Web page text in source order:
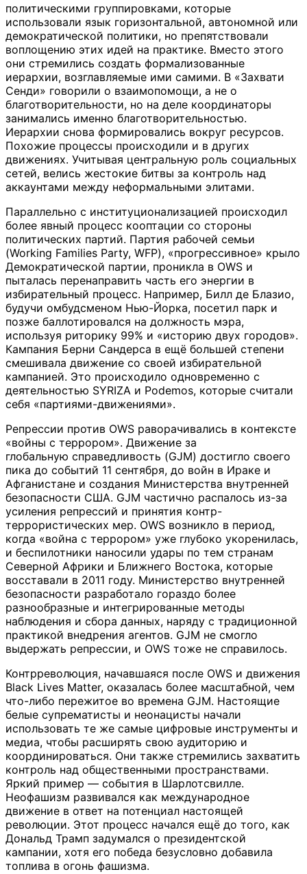
политическими группировками, которые
использовали язык горизонтальной, автономной или
демократической политики, но препятствовали
воплощению этих идей на практике. Вместо этого
они стремились создать формализованные
иерархии, возглавляемые ими самими. В «Захвати
Сенди» говорили о взаимопомощи, а не о
благотворительности, но на деле координаторы
занимались именно благотворительностью.
Иерархии снова формировались вокруг ресурсов.
Похожие процессы происходили и в других
движениях. Учитывая центральную роль социальных
сетей, велись жестокие битвы за контроль над
аккаунтами между неформальными элитами.
Параллельно с институционализацией происходил
более явный процесс кооптации со стороны
политических партий. Партия рабочей семьи
(Working Families Party, WFP), «прогрессивное» крыло
Демократической партии, проникла в OWS и
пыталась перенаправить часть его энергии в
избирательный процесс. Например, Билл де Блазио,
будучи омбудсменом Нью-Йорка, посетил парк и
позже баллотировался на должность мэра,
используя риторику 99% и «историю двух городов».
Кампания Берни Сандерса в ещё большей степени
смешивала движение со своей избирательной
кампанией. Это происходило одновременно с
деятельностью SYRIZA и Podemos, которые считали
себя «партиями-движениями».
Репрессии против OWS раворачивались в контексте
«войны с террором». Движение за
глобальную справедливость (GJM) достигло своего
пика до событий 11 сентября, до войн в Ираке и
Афганистане и создания Министерства внутренней
безопасности США. GJM частично распалось из-за
усиления репрессий и принятия контр-
террористических мер. OWS возникло в период,
когда «война с террором» уже глубоко укоренилась,
и беспилотники наносили удары по тем странам
Северной Африки и Ближнего Востока, которые
восставали в 2011 году. Министерство внутренней
безопасности разработало гораздо более
разнообразные и интегрированные методы
наблюдения и сбора данных, наряду с традиционной
практикой внедрения агентов. GJM не смогло
выдержать репрессии, и OWS тоже не справилось.
Контрреволюция, начавшаяся после OWS и движения
Black Lives Matter, оказалась более масштабной, чем
что-либо пережитое во времена GJM. Настоящие
белые супрематисты и неонацисты начали
использовать те же самые цифровые инструменты и
медиа, чтобы расширять свою аудиторию и
координироваться. Они также стремились захватить
контроль над общественными пространствами.
Яркий пример — события в Шарлотсвилле.
Неофашизм развивался как международное
движение в ответ на потенциал настоящей
революции. Этот процесс начался ещё до того, как
Дональд Трамп задумался о президентской
кампании, хотя его победа безусловно добавила
топлива в огонь фашизма.